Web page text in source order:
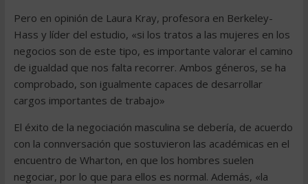
Pero en opinión de Laura Kray, profesora en Berkeley-
Hass y líder del estudio, «si los tratos a las mujeres en los
negocios son de este tipo, es importante valorar el camino
de igualdad que nos falta recorrer. Ambos géneros, se ha
comprobado, son igualmente capaces de desarrollar
cargos importantes de trabajo»
El éxito de la negociación masculina se debería, de acuerdo
con la connversación que sostuvieron las académicas en el
encuentro de Wharton, en que los hombres suelen
negociar, por lo que para ellos es normal. Además, «la